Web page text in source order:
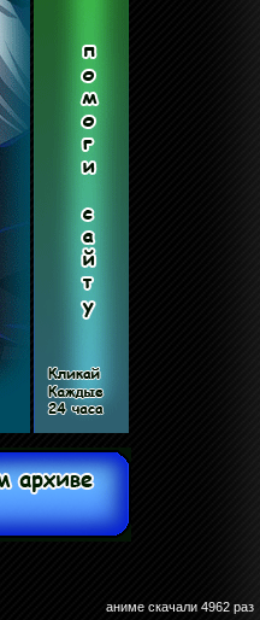
аниме скачали 4962 раз